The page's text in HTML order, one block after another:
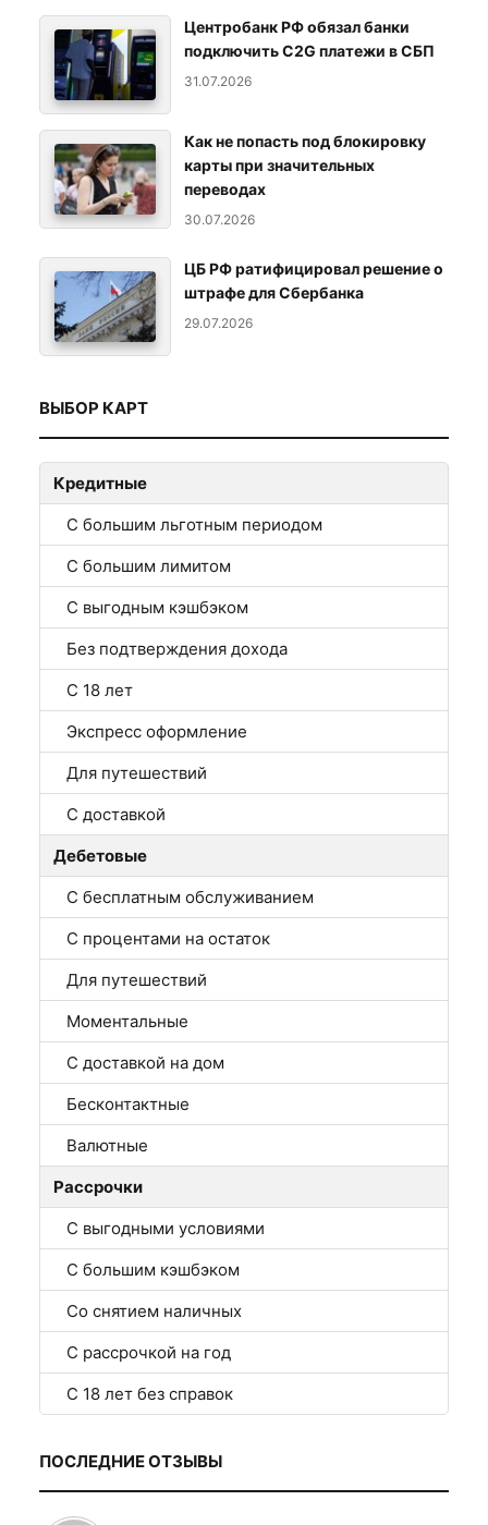
Центробанк РФ обязал банки
подключить C2G платежи в СБП
31.07.2026
Как не попасть под блокировку
карты при значительных
переводах
30.07.2026
ЦБ РФ ратифицировал решение о
штрафе для Сбербанка
29.07.2026
ВЫБОР КАРТ
Кредитные
С большим льготным периодом
С большим лимитом
С выгодным кэшбэком
Без подтверждения дохода
С 18 лет
Экспресс оформление
Для путешествий
С доставкой
Дебетовые
С бесплатным обслуживанием
С процентами на остаток
Для путешествий
Моментальные
С доставкой на дом
Бесконтактные
Валютные
Рассрочки
С выгодными условиями
С большим кэшбэком
Со снятием наличных
С рассрочкой на год
С 18 лет без справок
ПОСЛЕДНИЕ ОТЗЫВЫ